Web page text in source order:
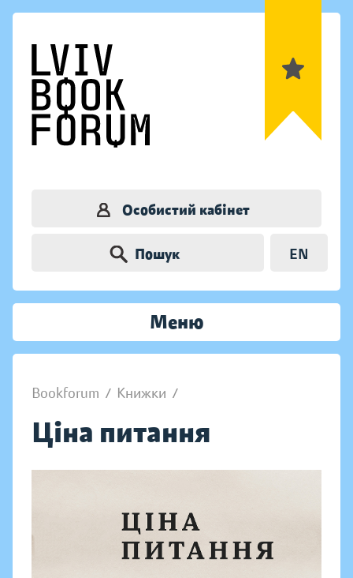
Особистий кабінет
Пошук EN
Меню
Bookforum / Книжки /
Ціна питання